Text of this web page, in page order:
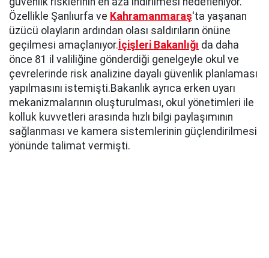
Özellikle Şanlıurfa ve Kahramanmaraş'ta yaşanan
üzücü olayların ardından olası saldırıların önüne
geçilmesi amaçlanıyor. İçişleri Bakanlığı da daha
önce 81 il valiliğine gönderdiği genelgeyle okul ve
çevrelerinde risk analizine dayalı güvenlik planlaması
yapılmasını istemişti.Bakanlık ayrıca erken uyarı
mekanizmalarının oluşturulması, okul yönetimleri ile
kolluk kuvvetleri arasında hızlı bilgi paylaşımının
sağlanması ve kamera sistemlerinin güçlendirilmesi
yönünde talimat vermişti.